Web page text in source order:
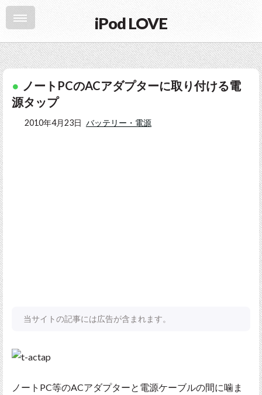
iPod LOVE
ノートPCのACアダプターに取り付ける電
源タップ
2010年4月23日 バッテリー・電源
当サイトの記事には広告が含まれます。
ノートPC等のACアダプターと電源ケーブルの間に噛ま